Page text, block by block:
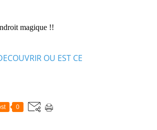
magique !!
0